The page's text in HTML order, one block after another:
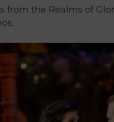
from the Realms of